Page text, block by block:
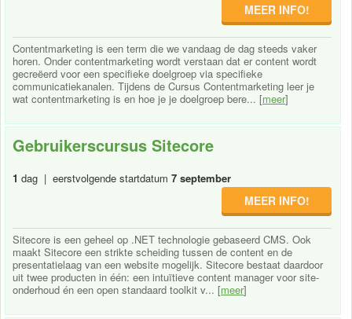
MEER INFO!
Contentmarketing is een term die we vandaag de dag steeds vaker
horen. Onder contentmarketing wordt verstaan dat er content wordt
gecreëerd voor een specifieke doelgroep via specifieke
communicatiekanalen. Tijdens de Cursus Contentmarketing leer je
wat contentmarketing is en hoe je je doelgroep bere... [meer]
Gebruikerscursus Sitecore
1 dag | eerstvolgende startdatum 7 september
MEER INFO!
Sitecore is een geheel op .NET technologie gebaseerd CMS. Ook
maakt Sitecore een strikte scheiding tussen de content en de
presentatielaag van een website mogelijk. Sitecore bestaat daardoor
uit twee producten in één: een intuïtieve content manager voor site-
onderhoud én een open standaard toolkit v... [meer]